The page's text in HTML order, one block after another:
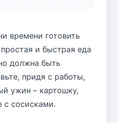
времени готовить
и быстрая еда
должна быть
придя с работы,
ужин – картошку,
с сосисками.